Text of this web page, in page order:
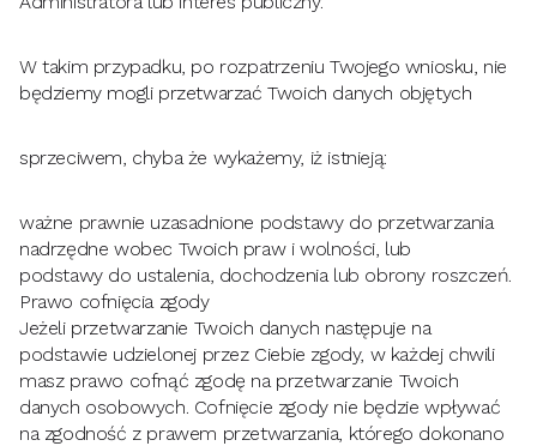
W takim przypadku, po rozpatrzeniu Twojego wniosku, nie
będziemy mogli przetwarzać Twoich danych objętych
sprzeciwem, chyba że wykażemy, iż istnieją:
ważne prawnie uzasadnione podstawy do przetwarzania
nadrzędne wobec Twoich praw i wolności, lub
podstawy do ustalenia, dochodzenia lub obrony roszczeń.
Prawo cofnięcia zgody
Jeżeli przetwarzanie Twoich danych następuje na
podstawie udzielonej przez Ciebie zgody, w każdej chwili
masz prawo cofnąć zgodę na przetwarzanie Twoich
danych osobowych. Cofnięcie zgody nie będzie wpływać
na zgodność z prawem przetwarzania, którego dokonano